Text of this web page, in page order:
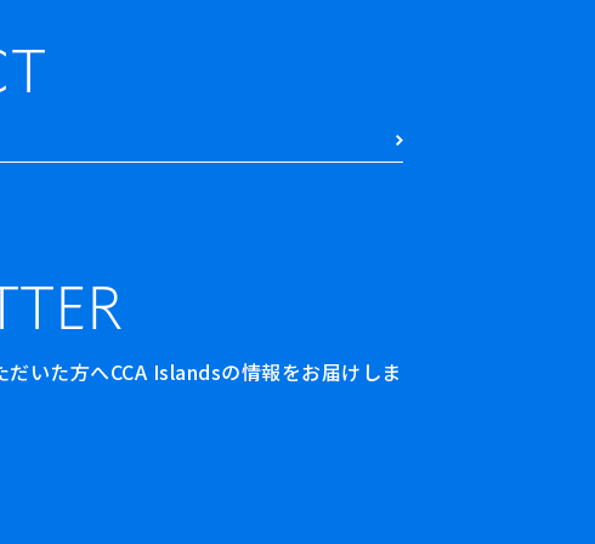
いた方へCCA Islandsの情報をお届けしま